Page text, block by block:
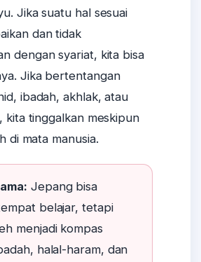
Jika suatu hal sesuai
dan tidak
dengan syariat, kita bisa
Jika bertentangan
ibadah, akhlak, atau
kita tinggalkan meskipun
di mata manusia.
Jepang bisa
belajar, tetapi
menjadi kompas
halal-haram, dan